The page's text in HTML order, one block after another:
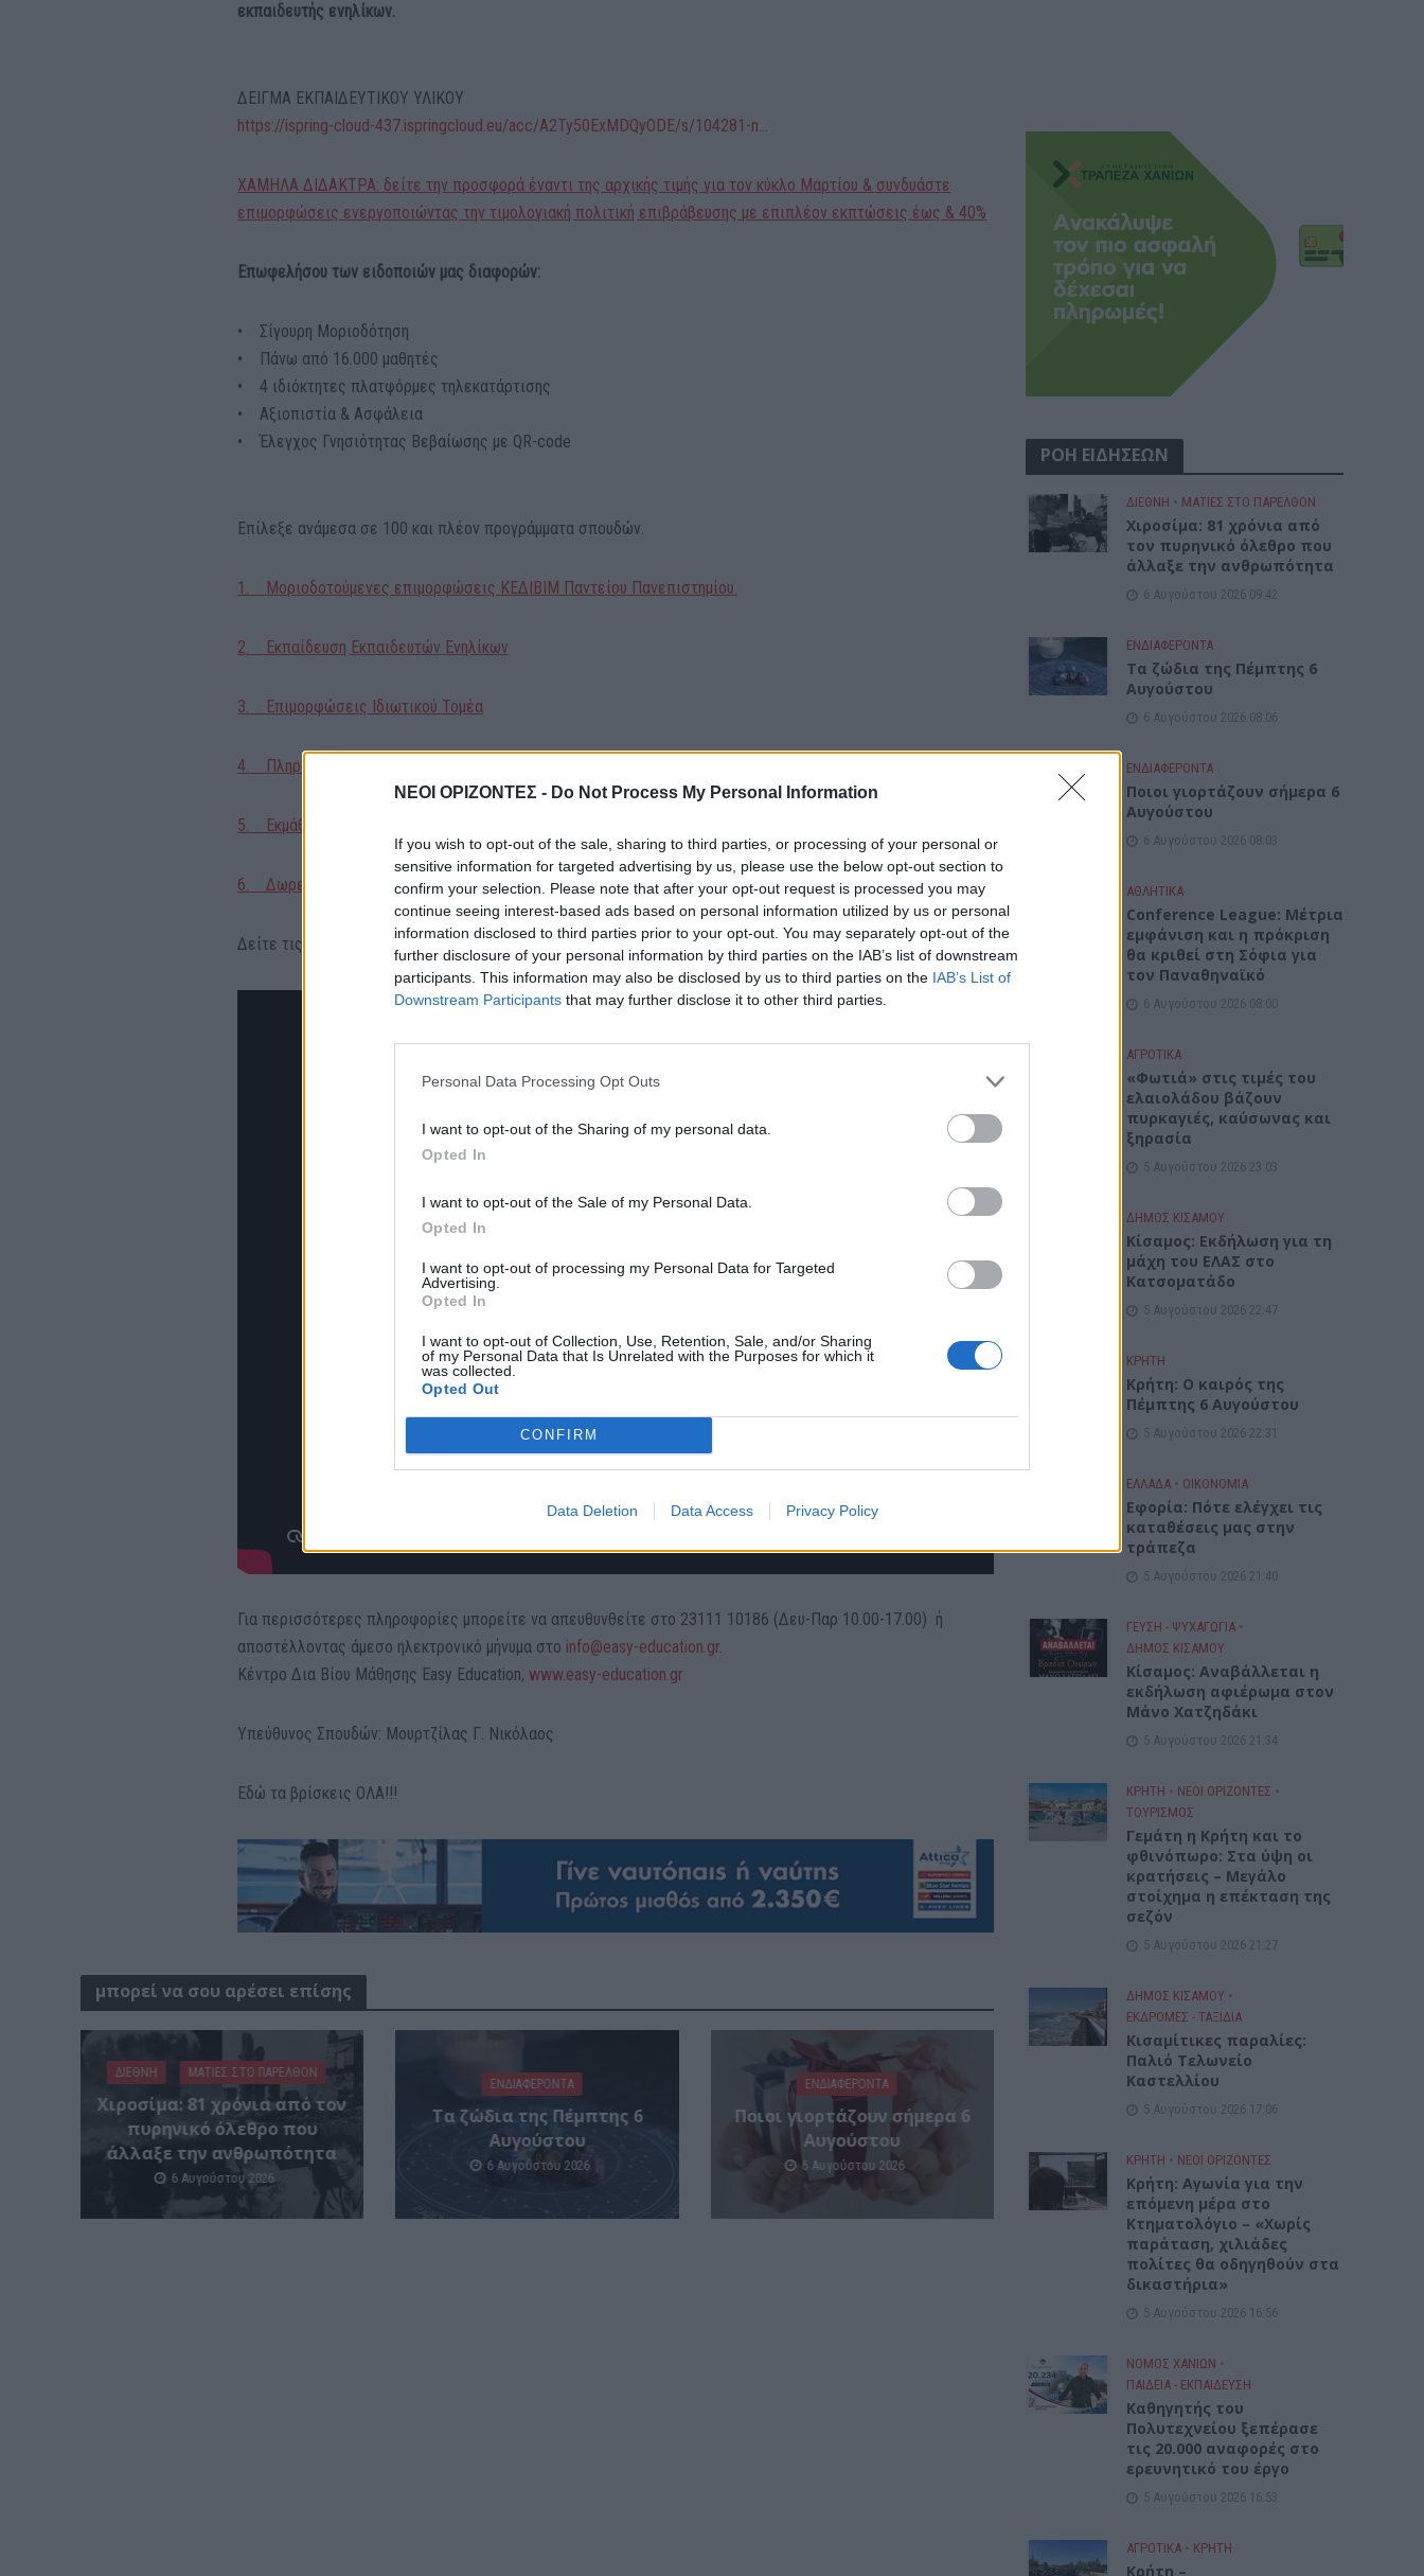
ΝΕΟΙ ΟΡΙΖΟΝΤΕΣ - Do Not Process My Personal Information
If you wish to opt-out of the sale, sharing to third parties, or processing of your personal or
sensitive information for targeted advertising by us, please use the below opt-out section to
confirm your selection. Please note that after your opt-out request is processed you may
continue seeing interest-based ads based on personal information utilized by us or personal
information disclosed to third parties prior to your opt-out. You may separately opt-out of the
further disclosure of your personal information by third parties on the IAB’s list of downstream
participants. This information may also be disclosed by us to third parties on the IAB’s List of
Downstream Participants that may further disclose it to other third parties.
Personal Data Processing Opt Outs
I want to opt-out of the Sharing of my personal data.
Opted In
I want to opt-out of the Sale of my Personal Data.
Opted In
I want to opt-out of processing my Personal Data for Targeted
Advertising.
Opted In
I want to opt-out of Collection, Use, Retention, Sale, and/or Sharing
of my Personal Data that Is Unrelated with the Purposes for which it
was collected.
Opted Out
CONFIRM
Data Deletion Data Access Privacy Policy
εκπαιδευτής ενηλίκων.
ΔΕΙΓΜΑ ΕΚΠΑΙΔΕΥΤΙΚΟΥ ΥΛΙΚΟΥ
https://ispring-cloud-437.ispringcloud.eu/acc/A2Ty50ExMDQyODE/s/104281-n…
ΧΑΜΗΛΑ ΔΙΔΑΚΤΡΑ: δείτε την προσφορά έναντι της αρχικής τιμής για τον κύκλο Μαρτίου & συνδυάστε
επιμορφώσεις ενεργοποιώντας την τιμολογιακή πολιτική επιβράβευσης με επιπλέον εκπτώσεις έως & 40%
Επωφελήσου των ειδοποιών μας διαφορών:
• Σίγουρη Μοριοδότηση
• Πάνω από 16.000 μαθητές
• 4 ιδιόκτητες πλατφόρμες τηλεκατάρτισης
• Αξιοπιστία & Ασφάλεια
• Έλεγχος Γνησιότητας Βεβαίωσης με QR-code
Επίλεξε ανάμεσα σε 100 και πλέον προγράμματα σπουδών.
1. Μοριοδοτούμενες επιμορφώσεις ΚΕΔΙΒΙΜ Παντείου Πανεπιστημίου.
2. Εκπαίδευση Εκπαιδευτών Ενηλίκων
3. Επιμορφώσεις Ιδιωτικού Τομέα
4. Πληροφορική εξ αποστάσεως
5. Εκμάθηση Αγγλικών TIE
6. Δωρεάν εξετάσεις Αγγλικών TOEIC
Δείτε τις δομές μας!
Για περισσότερες πληροφορίες μπορείτε να απευθυνθείτε στο 23111 10186 (Δευ-Παρ 10.00-17.00) ή
αποστέλλοντας άμεσο ηλεκτρονικό μήνυμα στο info@easy-education.gr
Κέντρο Δια Βίου Μάθησης Easy Education,www.easy-education.gr
Υπεύθυνος Σπουδών: Μουρτζίλας Γ. Νικόλαος
Εδώ τα βρίσκεις ΟΛΑ!!!
μπορεί να σου αρέσει επίσης
ΔΙΕΘΝΗ ΜΑΤΙΕΣ ΣΤΟ ΠΑΡΕΛΘΟΝ
Χιροσίμα: 81 χρόνια από τον
πυρηνικό όλεθρο που
άλλαξε την ανθρωπότητα
6 Αυγούστου 2026
ΕΝΔΙΑΦΕΡΟΝΤΑ
Tα ζώδια της Πέμπτης 6
Αυγούστου
6 Αυγούστου 2026
ΕΝΔΙΑΦΕΡΟΝΤΑ
Ποιοι γιορτάζουν σήμερα 6
Αυγούστου
6 Αυγούστου 2026
ΡΟΗ ΕΙΔΗΣΕΩΝ
ΔΙΕΘΝΗ • ΜΑΤΙΕΣ ΣΤΟ ΠΑΡΕΛΘΟΝ
Χιροσίμα: 81 χρόνια από
τον πυρηνικό όλεθρο που
άλλαξε την ανθρωπότητα
6 Αυγούστου 2026 09:42
ΕΝΔΙΑΦΕΡΟΝΤΑ
Tα ζώδια της Πέμπτης 6
Αυγούστου
6 Αυγούστου 2026 08:06
ΕΝΔΙΑΦΕΡΟΝΤΑ
Ποιοι γιορτάζουν σήμερα 6
Αυγούστου
6 Αυγούστου 2026 08:03
ΑΘΛΗΤΙΚΑ
Conference League: Μέτρια
εμφάνιση και η πρόκριση
θα κριθεί στη Σόφια για
τον Παναθηναϊκό
6 Αυγούστου 2026 08:00
ΑΓΡΟΤΙΚΑ
«Φωτιά» στις τιμές του
ελαιολάδου βάζουν
πυρκαγιές, καύσωνας και
ξηρασία
5 Αυγούστου 2026 23:03
ΔΉΜΟΣ ΚΙΣΆΜΟΥ
Κίσαμος: Εκδήλωση για τη
μάχη του ΕΛΑΣ στο
Κατσοματάδο
5 Αυγούστου 2026 22:47
ΚΡΗΤΗ
Κρήτη: Ο καιρός της
Πέμπτης 6 Αυγούστου
5 Αυγούστου 2026 22:31
ΕΛΛΑΔΑ • ΟΙΚΟΝΟΜΙΑ
Εφορία: Πότε ελέγχει τις
καταθέσεις μας στην
τράπεζα
5 Αυγούστου 2026 21:40
ΓΕΎΣΗ - ΨΥΧΑΓΩΓΊΑ •
ΔΉΜΟΣ ΚΙΣΆΜΟΥ
Κίσαμος: Αναβάλλεται η
εκδήλωση αφιέρωμα στον
Μάνο Χατζηδάκι
5 Αυγούστου 2026 21:34
ΚΡΗΤΗ • ΝΕΟΙ ΟΡΙΖΟΝΤΕΣ •
ΤΟΥΡΙΣΜΟΣ
Γεμάτη η Κρήτη και το
φθινόπωρο: Στα ύψη οι
κρατήσεις – Μεγάλο
στοίχημα η επέκταση της
σεζόν
5 Αυγούστου 2026 21:27
ΔΉΜΟΣ ΚΙΣΆΜΟΥ •
ΕΚΔΡΟΜΈΣ - ΤΑΞΊΔΙΑ
Kισαμίτικες παραλίες:
Παλιό Τελωνείο
Καστελλίου
5 Αυγούστου 2026 17:06
ΚΡΗΤΗ • ΝΕΟΙ ΟΡΙΖΟΝΤΕΣ
Kρήτη: Αγωνία για την
επόμενη μέρα στο
Κτηματολόγιο – «Χωρίς
παράταση, χιλιάδες
πολίτες θα οδηγηθούν στα
δικαστήρια»
5 Αυγούστου 2026 16:56
ΝΟΜΌΣ ΧΑΝΊΩΝ •
ΠΑΙΔΕΙΑ - ΕΚΠΑΙΔΕΥΣΗ
Καθηγητής του
Πολυτεχνείου ξεπέρασε
τις 20.000 αναφορές στο
ερευνητικό του έργο
5 Αυγούστου 2026 16:53
ΑΓΡΟΤΙΚΑ • ΚΡΗΤΗ
Κρήτη –